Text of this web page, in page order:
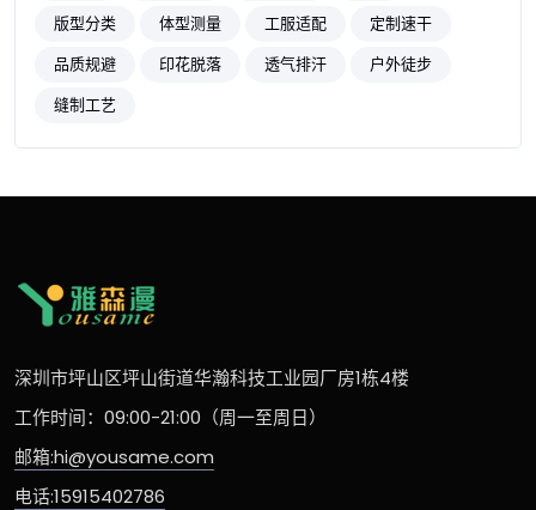
版型分类
体型测量 工服适配
定制速干
品质规避
印花脱落 透气排汗
户外徒步
缝制工艺
深圳市坪山区坪山街道华瀚科技工业园厂房1栋4楼
工作时间：09:00-21:00（周一至周日）
邮箱:hi@yousame.com
电话:15915402786